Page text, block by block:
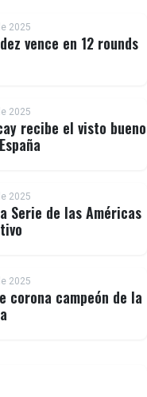
2025
vence en 12 rounds
2025
recibe el visto bueno
2025
Serie de las Américas
2025
corona campeón de la